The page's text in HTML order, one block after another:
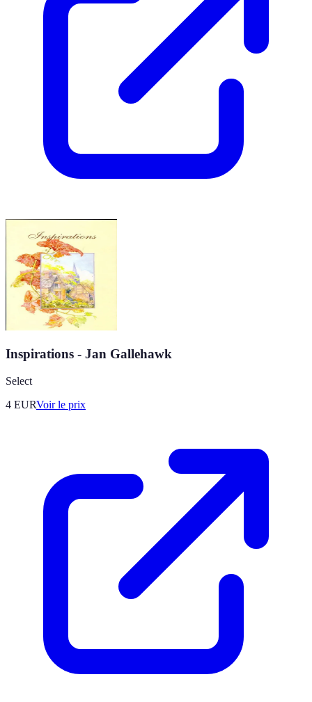
Inspirations - Jan Gallehawk
Select
4 EURVoir le prix